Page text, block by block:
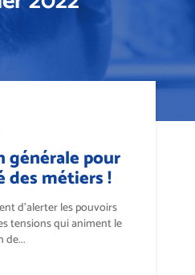
générale pour
métiers !
d’alerter les pouvoirs
tensions qui animent le
de...